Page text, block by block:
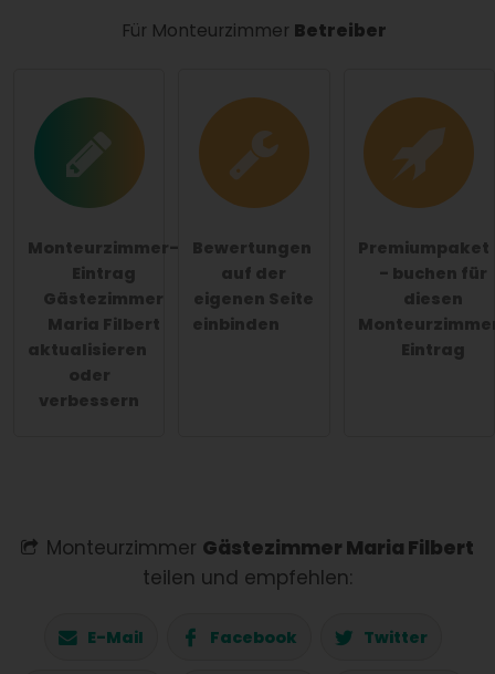
Für Monteurzimmer Betreiber
Monteurzimmer-
Eintrag
Gästezimmer
Maria Filbert
aktualisieren
oder
verbessern
Bewertungen
auf der
eigenen Seite
einbinden
Premiumpaket
- buchen für
diesen
Eintrag
Monteurzimmer Gästezimmer Maria Filbert
teilen und empfehlen:
E-Mail Facebook Twitter